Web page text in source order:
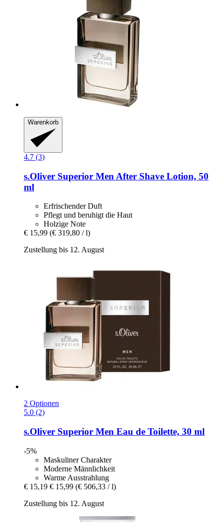
Warenkorb
4.7 (3)
s.Oliver Superior Men After Shave Lotion, 50
ml
Erfrischender Duft
Pflegt und beruhigt die Haut
Holzige Note
€ 15,99 (€ 319,80 / l)
Zustellung bis 12. August
2 Optionen
5.0 (2)
s.Oliver Superior Men Eau de Toilette, 30 ml
-5%
Maskuliner Charakter
Moderne Männlichkeit
Warme Ausstrahlung
€ 15,19 € 15,99 (€ 506,33 / l)
Zustellung bis 12. August